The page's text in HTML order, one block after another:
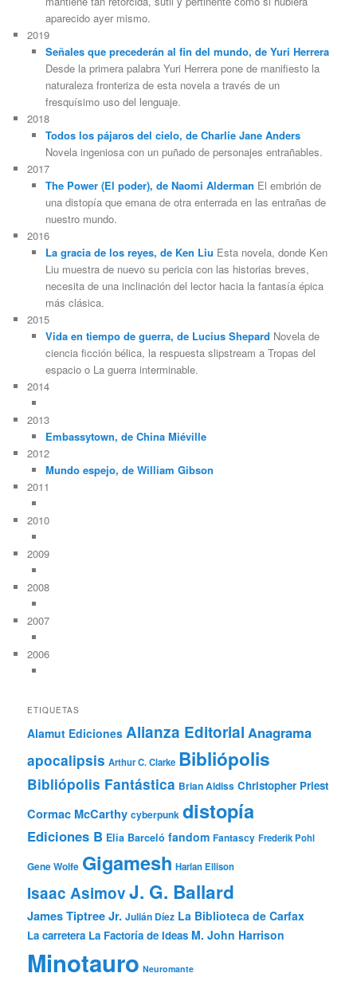
aparecido ayer mismo.
2019
Señales que precederán al fin del mundo, de Yuri Herrera
Desde la primera palabra Yuri Herrera pone de manifiesto la
naturaleza fronteriza de esta novela a través de un
fresquísimo uso del lenguaje.
2018
Todos los pájaros del cielo, de Charlie Jane Anders
Novela ingeniosa con un puñado de personajes entrañables.
2017
The Power (El poder), de Naomi Alderman El embrión de
una distopía que emana de otra enterrada en las entrañas de
nuestro mundo.
2016
La gracia de los reyes, de Ken Liu Esta novela, donde Ken
Liu muestra de nuevo su pericia con las historias breves,
necesita de una inclinación del lector hacia la fantasía épica
más clásica.
2015
Vida en tiempo de guerra, de Lucius Shepard Novela de
ciencia ficción bélica, la respuesta slipstream a Tropas del
espacio o La guerra interminable.
2014
2013
Embassytown, de China Miéville
2012
Mundo espejo, de William Gibson
2011
2010
2009
2008
2007
2006
ETIQUETAS
Alamut Ediciones Alianza Editorial Anagrama
apocalipsis Arthur C. Clarke Bibliópolis
Bibliópolis Fantástica Brian Aldiss Christopher Priest
Cormac McCarthy cyberpunk distopía
Ediciones B Elia Barceló fandom Fantascy Frederik Pohl
Gene Wolfe Gigamesh Harlan Ellison
Isaac AsimovJ. G. Ballard
James Tiptree Jr. Julián Díez La Biblioteca de Carfax
La carretera La Factoría de Ideas M. John Harrison
Minotauro Neuromante